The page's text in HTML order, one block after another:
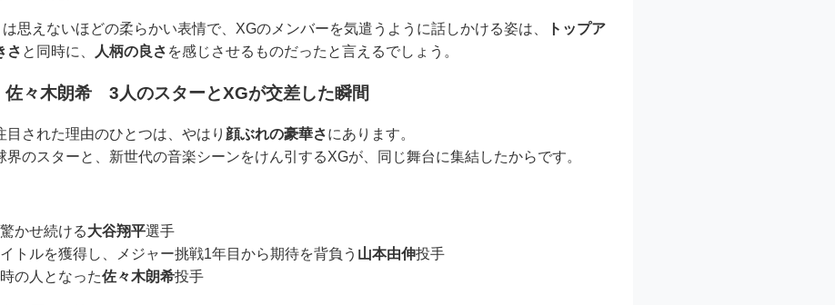
思えないほどの柔らかい表情で、XGのメンバーを気遣うように話しかける姿は、
トップア
さ と同時に、 人柄の良さ を感じさせるものだったと言えるでしょう。
佐々木朗希 3人のスターとXGが交差した瞬間
された理由のひとつは、やはり 顔ぶれの豪華さにあります。
のスターと、新世代の音楽シーンをけん引するXGが、同じ舞台に集結したからです。
かせ続ける大谷翔平選手
トルを獲得し、メジャー挑戦1年目から期待を背負う 山本由伸投手
の人となった佐々木朗希投手